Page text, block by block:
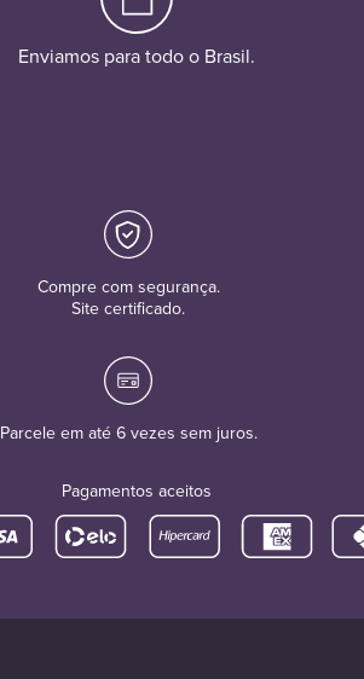
Enviamos para todo o Brasil.
Compre com segurança.
Site certificado.
Parcele em até 6 vezes sem juros.
Pagamentos aceitos